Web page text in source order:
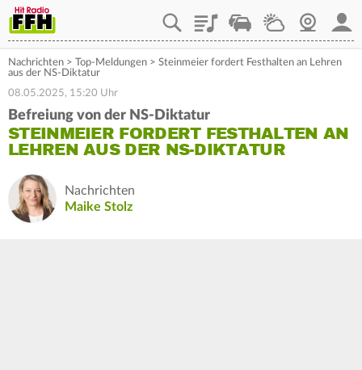
PlaylistStaupilotWetterWebcam
Nachrichten > Top-Meldungen > Steinmeier fordert Festhalten an Lehren
aus der NS-Diktatur
08.05.2025, 15:20 Uhr
Befreiung von der NS-Diktatur
STEINMEIER FORDERT FESTHALTEN AN
LEHREN AUS DER NS-DIKTATUR
Nachrichten
Maike Stolz